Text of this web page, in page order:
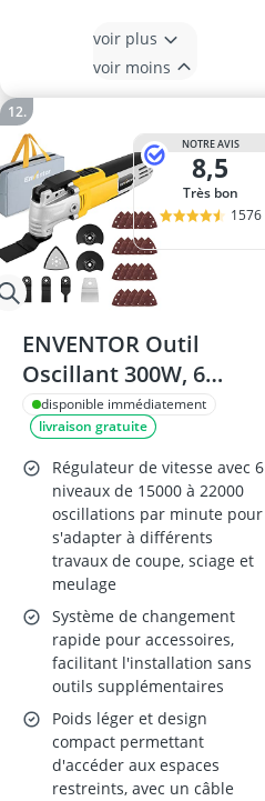
voir plus
voir moins
NOTRE AVIS
8,5
Très bon
1576
ENVENTOR Outil
Oscillant 300W, 6
Vitesses, 28
Accessoires
disponible immédiatement
livraison gratuite
Régulateur de vitesse avec 6
niveaux de 15000 à 22000
oscillations par minute pour
s'adapter à différents
travaux de coupe, sciage et
meulage
Système de changement
rapide pour accessoires,
facilitant l'installation sans
outils supplémentaires
Poids léger et design
compact permettant
d'accéder aux espaces
restreints, avec un câble